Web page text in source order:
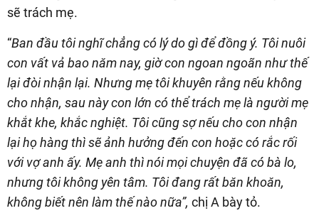
sẽ trách mẹ.
“Ban đầu tôi nghĩ chẳng có lý do gì để đồng ý. Tôi nuôi
con vất vả bao năm nay, giờ con ngoan ngoãn như thế
lại đòi nhận lại. Nhưng mẹ tôi khuyên rằng nếu không
cho nhận, sau này con lớn có thể trách mẹ là người mẹ
khắt khe, khắc nghiệt. Tôi cũng sợ nếu cho con nhận
lại họ hàng thì sẽ ảnh hưởng đến con hoặc có rắc rối
với vợ anh ấy. Mẹ anh thì nói mọi chuyện đã có bà lo,
nhưng tôi không yên tâm. Tôi đang rất băn khoăn,
không biết nên làm thế nào nữa”, chị A bày tỏ.